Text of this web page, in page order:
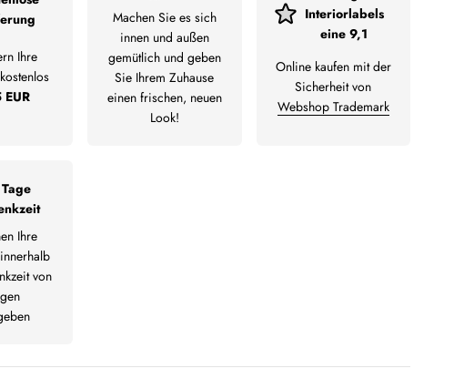
Ihre
EUR
Machen Sie es sich
innen und außen
gemütlich und geben
Sie Ihrem Zuhause
einen frischen, neuen
Look!
Interiorlabels
eine 9,1
Online kaufen mit der
Sicherheit von
Webshop Trademark
Ihre
von